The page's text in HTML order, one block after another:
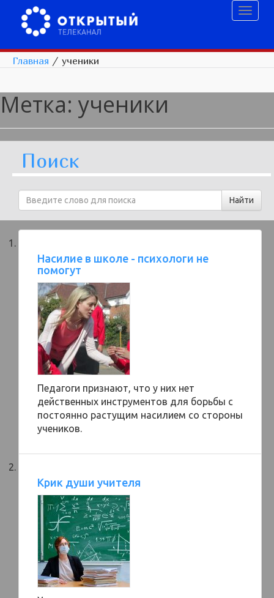
Главная / ученики
Метка: ученики
Поиск
Насилие в школе - психологи не
помогут
Педагоги признают, что у них нет
действенных инструментов для борьбы с
постоянно растущим насилием со стороны
учеников.
Крик души учителя